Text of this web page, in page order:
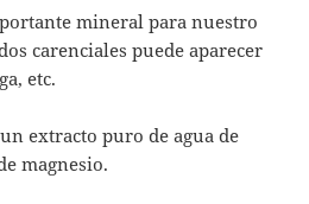
mineral para nuestro
carenciales puede aparecer
etc.
extracto puro de agua de
magnesio.